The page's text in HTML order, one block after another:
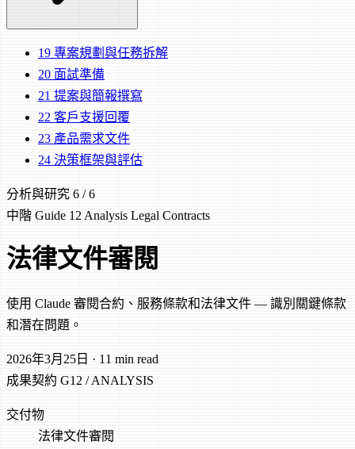
19 專案規劃與任務拆解
20 面試準備
21 提案與簡報撰寫
22 客戶支援回覆
23 產品需求文件
24 決策框架與評估
分析與研究 6 / 6
中階 Guide 12 Analysis Legal Contracts
法律文件審閱
使用 Claude 審閱合約、服務條款和法律文件 — 識別關鍵條款
和潛在問題。
2026年3月25日 · 11 min read
成果契約 G12 / ANALYSIS
交付物
法律文件審閱